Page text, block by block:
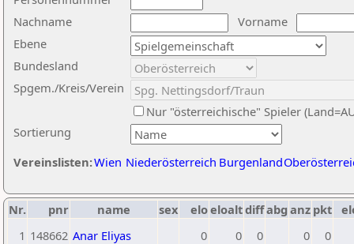
Nachname
Vorname
Ebene
Sortierung
Bundesland
Spgem./Kreis/Verein
Nur "österreichische" Spieler
Vereinslisten:Wien Niederösterreich Burgenland
Nr. pnr name sex eloeloaltdiffabg anz pkt
1 148662 Anar Eliyas 0 0 0 0 0